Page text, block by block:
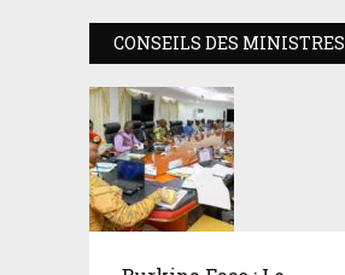
CONSEILS DES MINISTRES